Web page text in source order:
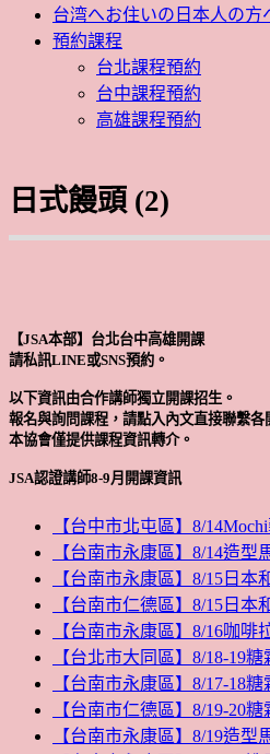
台湾へお住いの日本人の方
預約課程
台北課程預約
台中課程預約
高雄課程預約
日式饅頭 (2)
【JSA本部】台北台中高雄開課
請私訊LINE或SNS預約。
以下資訊由合作講師獨立開課招生。
報名與詢問課程，請點入內文直接聯繫各
本協會僅提供課程資訊轉介。
JSA認證講師8-9月開課資訊
【台中市北屯區】8/
【台南市永康區】8/14造型
【台南市永康區】8/15日本
【台南市仁德區】8/15日本
【台南市永康區】8/16咖啡
【台北市大同區】8/18-19
【台南市永康區】8/17-18
【台南市仁德區】8/19-20
【台南市永康區】8/19造型